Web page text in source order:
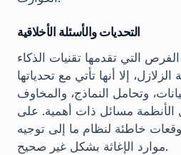
التحديات والأسئلة الأخلاقية
التي تقدمها تقنيات الذكاء
إلا أنها تأتي مع تحدياتها
وتحامل النماذج، والمخاوف
الأنظمة مسائل ذات أهمية. على
خاطئة لنظام ما إلى توجيه
موارد الإغاثة بشكل غير صحيح.